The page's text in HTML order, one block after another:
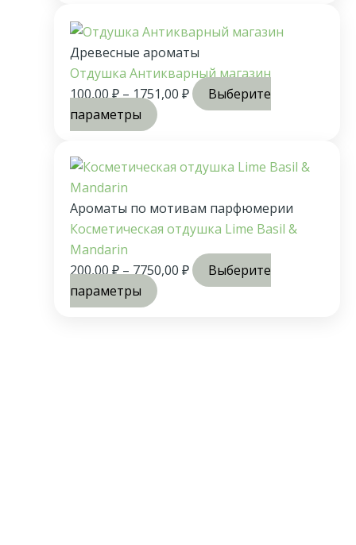
Древесные ароматы
Отдушка Антикварный магазин
100,00₽–1751,00 ₽
Выберите
параметры
Ароматы по мотивам парфюмерии
Косметическая отдушка Lime Basil &
Mandarin
200,00₽–7750,00 ₽
Выберите
параметры